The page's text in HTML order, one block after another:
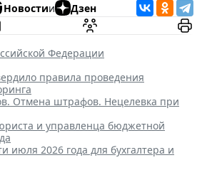
Новостии Дзен
Федерации
правила проведения
Отмена штрафов. Нецелевка при
и управленца бюджетной
июля 2026 года для бухгалтера и